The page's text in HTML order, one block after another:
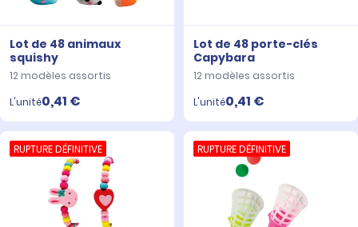
Lot de 48 animaux
squishy
12 modèles assortis
L'unité0,41 €
Lot de 48 porte-clés
Capybara
12 modèles assortis
L'unité0,41 €
RUPTURE DÉFINITIVE RUPTURE DÉFINITIVE